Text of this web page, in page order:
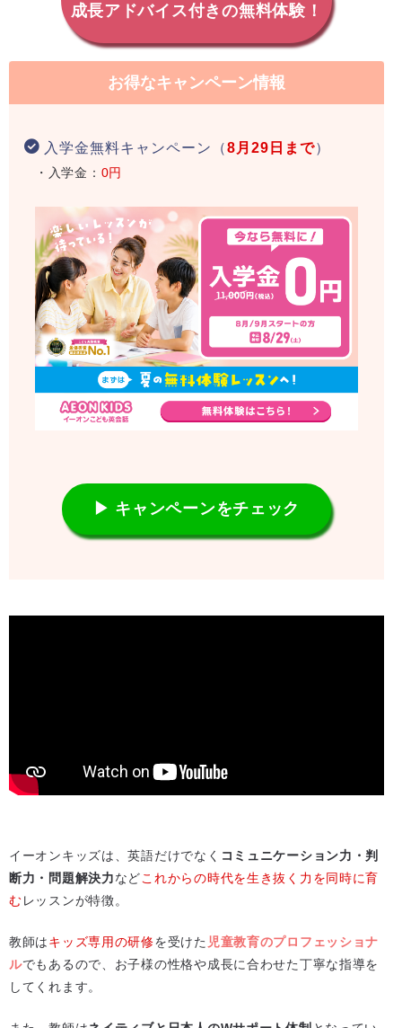
成長アドバイス付きの無料体験！
お得なキャンペーン情報
入学金無料キャンペーン（8月29日まで）
・入学金： 0円
▶ キャンペーンをチェック
イーオンキッズは、英語だけでなく コミュニケーション力・判
断力・問題解決力などこれからの時代を生き抜く力を同時に育
むレッスンが特徴。
教師はキッズ専用の研修を受けた 児童教育のプロフェッショナ
ルでもあるので、お子様の性格や成長に合わせた丁寧な指導を
してくれます。